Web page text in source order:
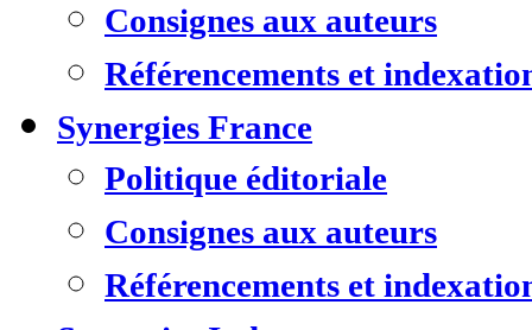
Consignes aux auteurs
Référencements et
Synergies France
Politique éditoriale
Consignes aux auteurs
Référencements et